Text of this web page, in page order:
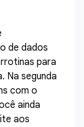
de dados
para
Na segunda
com o
ainda
aos